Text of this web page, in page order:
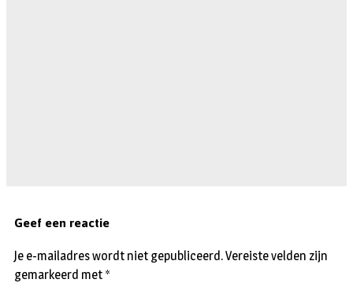
Geef een reactie
Je e-mailadres wordt niet gepubliceerd.Vereiste velden zijn
gemarkeerd met *